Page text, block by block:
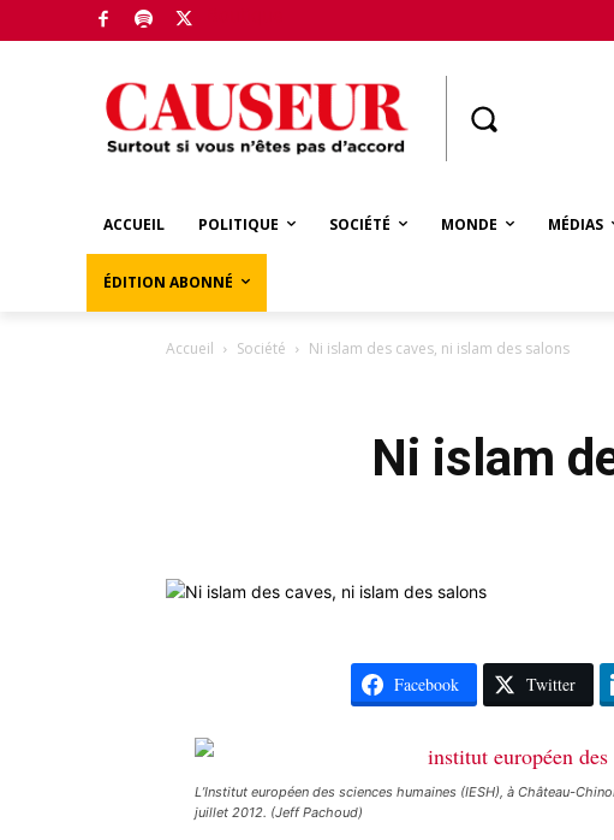
ACCUEIL POLITIQUE SOCIÉTÉ MONDE MÉDIAS
ÉDITION ABONNÉ
Accueil Société Ni islam des caves, ni islam des salons
Ni islam
Facebook Twitter
L’Institut européen des sciences humaines (IESH), à Château-
juillet 2012. (Jeff Pachoud)